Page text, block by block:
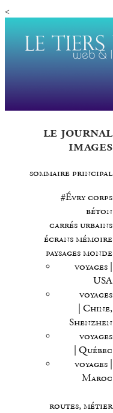
<
le journal
images
sommaire principal
#Évry corps
béton
carrés urbains
écrans mémoire
paysages monde
voyages |
USA
voyages
| Chine,
Shenzhen
voyages
| Québec
voyages |
Maroc
routes, métier